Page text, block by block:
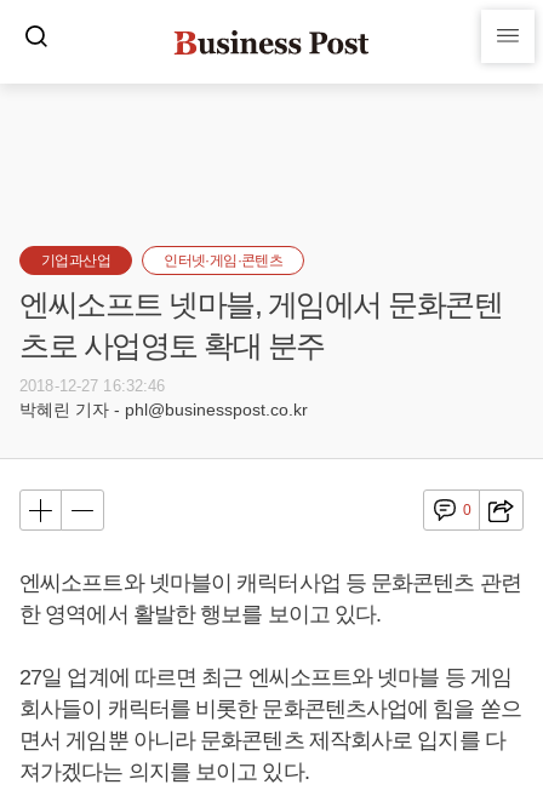
기업과산업 인터넷·게임·콘텐츠
엔씨소프트 넷마블, 게임에서 문화콘텐
츠로 사업영토 확대 분주
2018-12-27 16:32:46
박혜린 기자 - phl@businesspost.co.kr
0
엔씨소프트와 넷마블이 캐릭터사업 등 문화콘텐츠 관련
한 영역에서 활발한 행보를 보이고 있다.
27일 업계에 따르면 최근 엔씨소프트와 넷마블 등 게임
회사들이 캐릭터를 비롯한 문화콘텐츠사업에 힘을 쏟으
면서 게임뿐 아니라 문화콘텐츠 제작회사로 입지를 다
져가겠다는 의지를 보이고 있다.